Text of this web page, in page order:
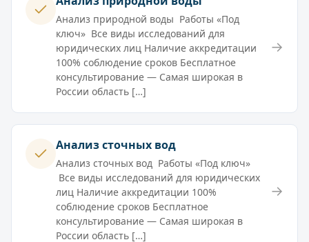
Анализ природной воды Работы «Под
ключ» Все виды исследований для
юридических лиц Наличие аккредитации
100% соблюдение сроков Бесплатное
консультирование — Самая широкая в
России область […]
→
Анализ сточных вод
Анализ сточных вод Работы «Под ключ»
Все виды исследований для юридических
лиц Наличие аккредитации 100%
соблюдение сроков Бесплатное
консультирование — Самая широкая в
России область […]
→